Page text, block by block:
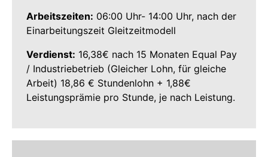
Arbeitszeiten: 06:00 Uhr- 14:00 Uhr, nach der
Einarbeitungszeit Gleitzeitmodell
Verdienst: 16,38€ nach 15 Monaten Equal Pay
/ Industriebetrieb (Gleicher Lohn, für gleiche
Arbeit) 18,86 € Stundenlohn + 1,88€
Leistungsprämie pro Stunde, je nach Leistung.